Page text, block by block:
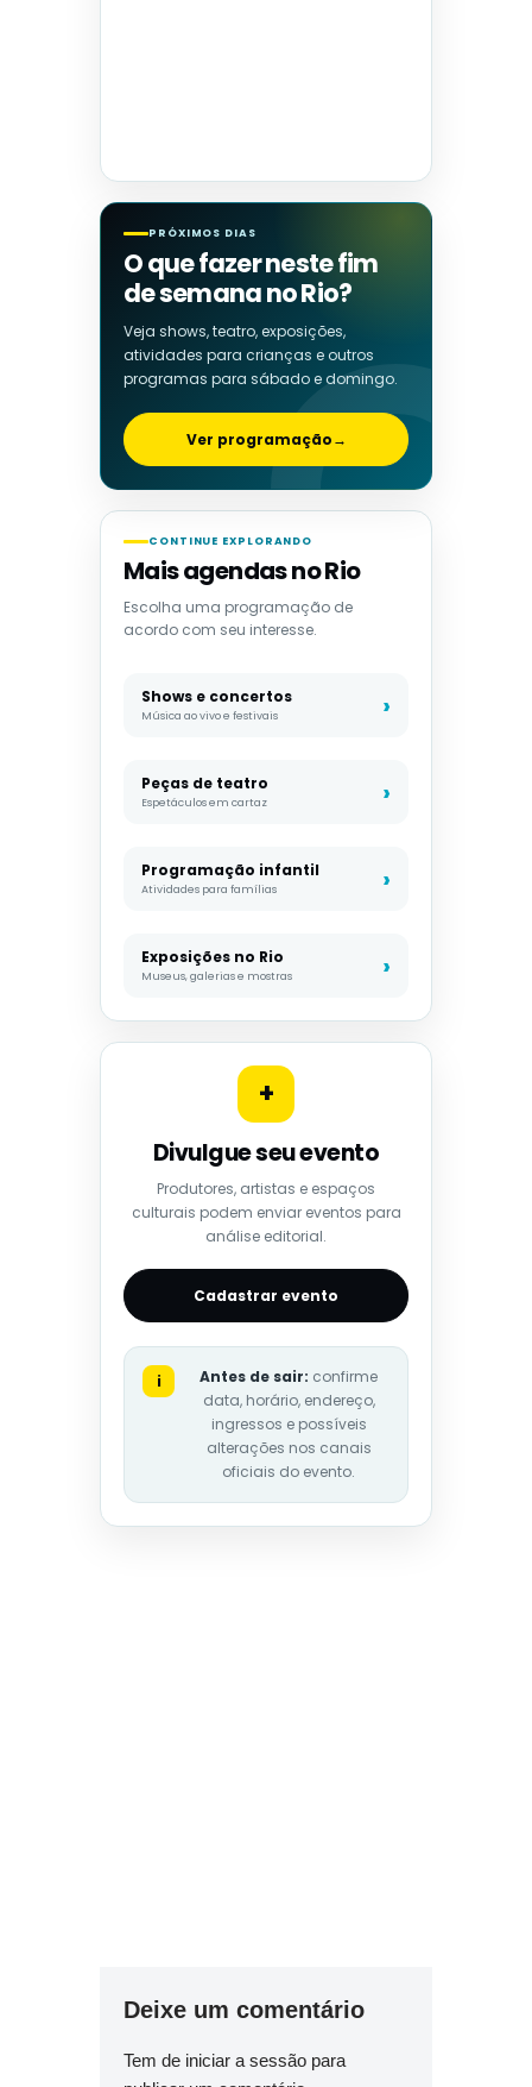
PRÓXIMOS DIAS
O que fazer neste fim
de semana no Rio?
Veja shows, teatro, exposições,
atividades para crianças e outros
programas para sábado e domingo.
Ver programação→
CONTINUE EXPLORANDO
Mais agendas no Rio
Escolha uma programação de
acordo com seu interesse.
Shows e concertos
Música ao vivo e festivais
Peças de teatro
Espetáculos em cartaz
Programação infantil
Atividades para famílias
Exposições no Rio
Museus, galerias e mostras
+
Divulgue seu evento
Produtores, artistas e espaços
culturais podem enviar eventos para
análise editorial.
Cadastrar evento
i Antes de sair: confirme
data, horário, endereço,
ingressos e possíveis
alterações nos canais
oficiais do evento.
Deixe um comentário
Tem de iniciar a sessão para